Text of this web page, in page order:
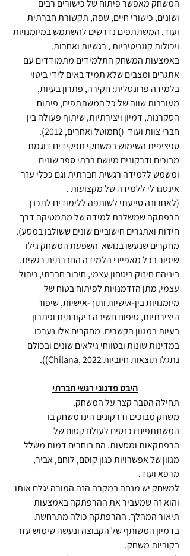
המשחק מאפשר פיתוח של כישורים רבים
ושונים, כישורי חיים, שפה, תקשורת חברתית
ועוד. המשתתפים נדרשים להשתמש במיומנויות
ויכולות קוגניטיביות , רגשיות ואחרות.
באמצעות המשחק התלמידים מתמודדים עם
אתגרים ומצבים שלא תמיד באים לידי ביטוי
בלמידה פרונטלית: חקירה, פתרון בעיות,
מעורבות שווה של כל המשתתפים, פיתוח
הסקרנות, דמיון ויצירתיות, שיתוף פעולה בין
חברי צוות ועוד  ()חמוטל ואחרים, 2012).
ספציפית השימוש במשחקי תפקידים דוגמת
מבוכים ודרקונים מיושם בבתי ספר שונים
ומשמש ללמידה רגשית חברתית וגם ככלי עזר
אינטגרלי ללמידה של מקצועות .
(לאחרונה סייעתי לשותפה ללימודים לתכנן
הרפתקה שמשלבת למידה של מתמטיקה דרך
חידות ואתגרים חישוביים שונים ששולבו במסע).
מחקרים שנעשו בנושא  השפעת המשחק גילו
שיפור בכל מאפייני הלמידה החברתית רגשית.
ביניהם חיזוק ביטחון עצמי, חיבור חברתי, ניהול
עצמי, מתן הזדמנויות לפיתוח בטוח של
מיומנויות בין-אישיות ותוך-אישיות, שיפור
היצירתיות, טיפוח חשיבה ביקורתית ופתרון
בעיות במגוון הקשרים. מחקרים אלו נערכו
במדינות שונות ובטווחי גילאים שונים ובכולם
נתגלו תוצאות חיוביות Chilana, 2022)).
היבט פדגוגי רגשי חברתי
תחילה הסבר קצר על המשחק.
משחק מבוכים ודרקונים הינו משחק בו
המשתתפים נכנסים לעולם קסום של
הרפתקאות ומסעות. הם בוחרים דמות משלל
מגוון של אפשרויות כגון קוסם, לוחם, אביר,
מרפא ועוד.
למשחק יש מנחה במקרה הזה המורה יגלם אותו
והוא זה שמעביר את ההרפתקה באמצעות
תיאור המהלך. ההרפתקה כולה מתרחשת
בדמיון המשותף של הקבוצה ונעשה שימוש עזר
בקוביות משחק.